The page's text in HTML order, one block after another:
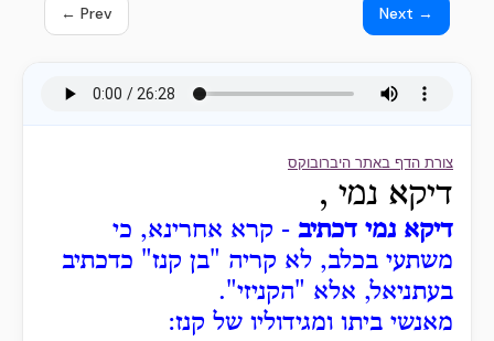
← Prev Next →
צורת הדף באתר היברובוקס
דיקא נמי ,
דיקא נמי דכתיב - קרא אחרינא, כי
משתעי בכלב, לא קריה "בן קנז" כדכתיב
בעתניאל, אלא "הקניזי".
מאנשי ביתו ומגידוליו של קנז: